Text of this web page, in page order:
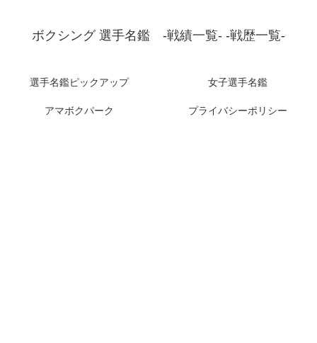
ボクシング 選手名鑑 -戦績一覧- -戦歴一覧-
選手名鑑ピックアップ 女子選手名鑑
アマボクパーク プライバシーポリシー